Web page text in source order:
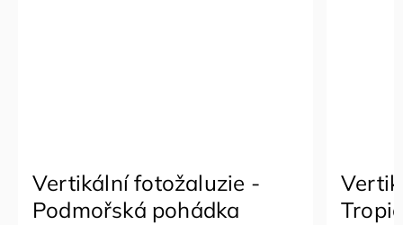
Vertikální fotožaluzie -
Podmořská pohádka